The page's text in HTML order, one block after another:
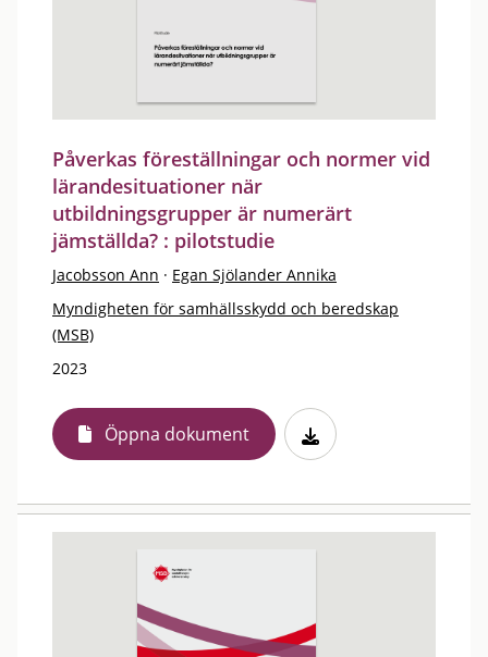
Påverkas föreställningar och normer vid
lärandesituationer när
utbildningsgrupper är numerärt
jämställda? : pilotstudie
Jacobsson Ann · Egan Sjölander Annika
Myndigheten för samhällsskydd och beredskap
(MSB)
2023
Öppna dokument